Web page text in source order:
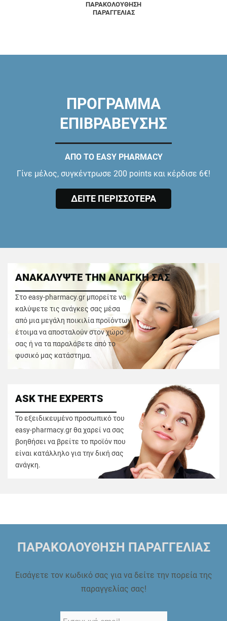
ΠΑΡΑΚΟΛΟΥΘΗΣΗ
ΠΑΡΑΓΓΕΛΙΑΣ
ΠΡΟΓΡΑΜΜΑ
ΕΠΙΒΡΑΒΕΥΣΗΣ
ΑΠΟ ΤΟ EASY PHARMACY
Γίνε μέλος, συγκέντρωσε 200 points και κέρδισε 6€!
ΔΕΙΤΕ ΠΕΡΙΣΣΟΤΕΡΑ
ΑΝΑΚΑΛΥΨΤΕ ΤΗΝ ΑΝΑΓΚΗ ΣΑΣ
Στο easy-pharmacy.gr μπορείτε να
καλύψετε τις ανάγκες σας μέσα
από μια μεγάλη ποικιλία προϊόντων
έτοιμα να αποσταλούν στον χώρο
σας ή να τα παραλάβετε από το
φυσικό μας κατάστημα.
ASK THE EXPERTS
Το εξειδικευμένο προσωπικό του
easy-pharmacy.gr θα χαρεί να σας
βοηθήσει να βρείτε το προϊόν που
είναι κατάλληλο για την δική σας
ανάγκη.
ΠΑΡΑΚΟΛΟΥΘΗΣΗ ΠΑΡΑΓΓΕΛΙΑΣ
Εισάγετε τον κωδικό σας για να δείτε την πορεία της
παραγγελίας σας!